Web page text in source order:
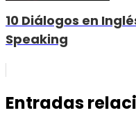
10 Diálogos en
Speaking
Entradas